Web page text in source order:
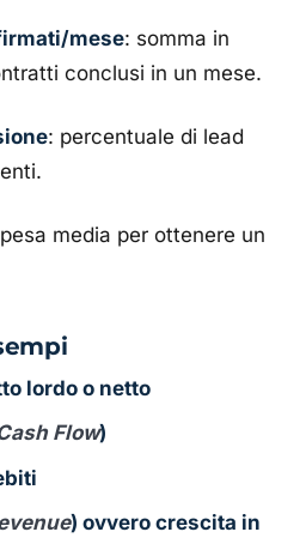
mese: somma in
conclusi in un mese.
: percentuale di lead
media per ottenere un
lordo o netto
Flow)
) ovvero crescita in